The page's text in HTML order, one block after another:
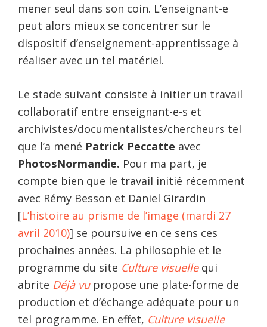
mener seul dans son coin. L’enseignant-e
peut alors mieux se concentrer sur le
dispositif d’enseignement-apprentissage à
réaliser avec un tel matériel.
Le stade suivant consiste à initier un travail
collaboratif entre enseignant-e-s et
archivistes/documentalistes/chercheurs tel
que l’a mené Patrick Peccatte avec
PhotosNormandie. Pour ma part, je
compte bien que le travail initié récemment
avec Rémy Besson et Daniel Girardin
[L’histoire au prisme de l’image (mardi 27
avril 2010)] se poursuive en ce sens ces
prochaines années. La philosophie et le
programme du site Culture visuellequi
abrite Déjà vupropose une plate-forme de
production et d’échange adéquate pour un
tel programme. En effet, Culture visuelle